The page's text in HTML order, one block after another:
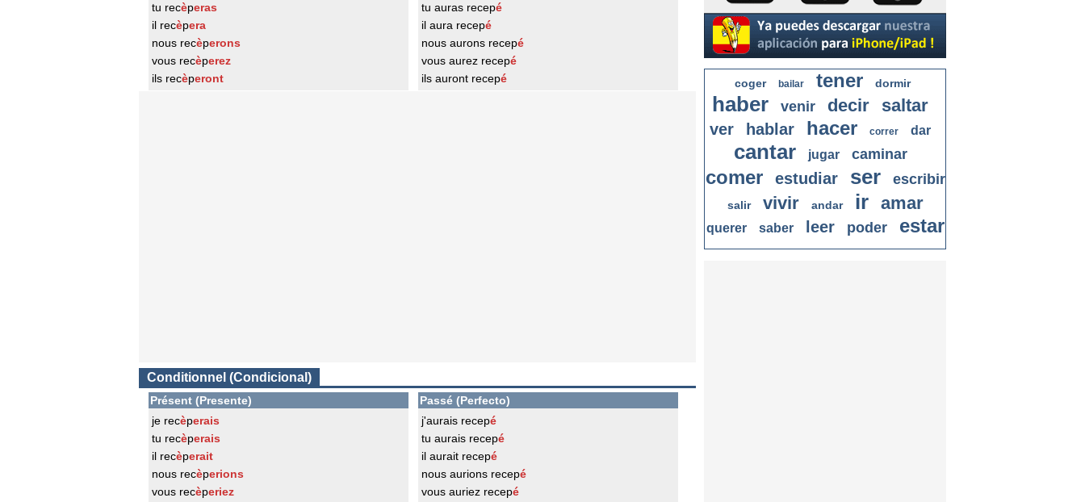
tu recèperas
il recèpera
nous recèperons
vous recèperez
ils recèperont
tu auras recepé
il aura recepé
nous aurons recepé
vous aurez recepé
ils auront recepé
Conditionnel (Condicional)
Présent (Presente)
je recèperais
tu recèperais
il recèperait
nous recèperions
vous recèperiez
Passé (Perfecto)
j'aurais recepé
tu aurais recepé
il aurait recepé
nous aurions recepé
vous auriez recepé
coger bailar tener dormir
haber venir decir saltar
ver hablar hacer correr dar
cantar jugar caminar
comer estudiar ser escribir
salir vivir andar ir amar
querer saber leer poder estar